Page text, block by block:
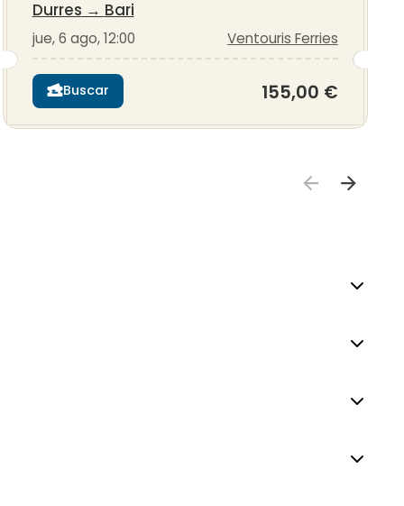
Durres → Bari
jue, 6 ago, 12:00 Ventouris Ferries
Buscar 155,00 €